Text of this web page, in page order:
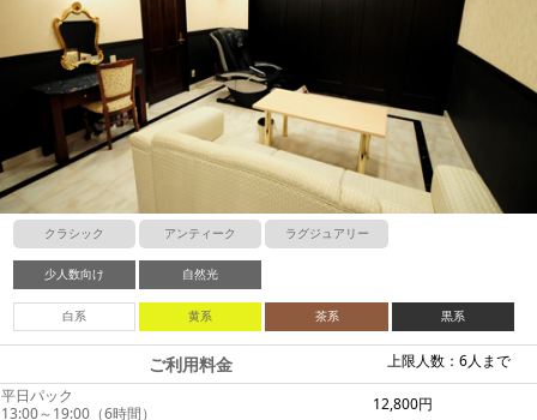
クラシック アンティーク ラグジュアリー
少人数向け 自然光
白系 黄系 茶系 黒系
上限人数：6人まで
ご利用料金
平日パック
13:00～19:00（6時間）
12,800円